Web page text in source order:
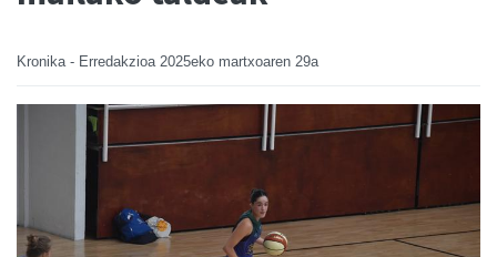
Kronika - Erredakzioa 2025eko martxoaren 29a